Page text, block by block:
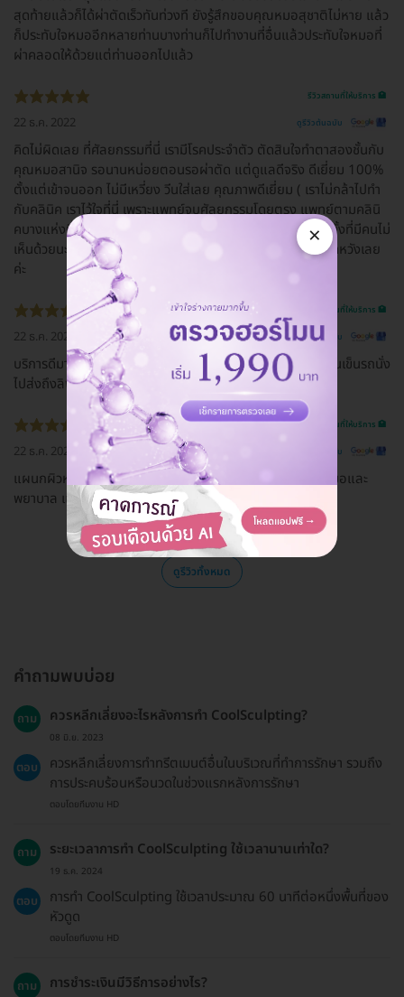
สุดท้ายแล้วก็ได้ผ่าตัดเร็วทันท่วงที ยังรู้สึกขอบคุณหมอสุชาติไม่หาย แล้ว
ก็ประทับใจหมออีกหลายท่านบางท่านก็ไปทำงานที่อื่นแล้วประทับใจหมอที่
ผ่าคลอดให้ด้วยแต่ท่านออกไปแล้ว
รีวิวสถานที่ให้บริการ 🏥
22 ธ.ค. 2022 ดูรีวิวต้นฉบับ
คิดไม่ผิดเลย ที่ศัลยกรรมที่นี่ เรามีโรคประจำตัว ตัดสินใจทำตาสองชั้นกับ
คุณหมอสานิจ รอนานหน่อยตอนรอผ่าตัด แต่ดูแลดีจริง ดีเยี่ยม 100%
ตั้งแต่เข้าจนออก ไม่มีเหวี่ยง วีนใส่เลย คุณภาพดีเยี่ยม ( เราไม่กล้าไปทำ
กับคลินิค เราไว้ใจที่นี่ เพราะแพทย์จบศัลยกรรมโดยตรง แพทย์ตามคลินิ
คบางแห่งที่มีคนแนะนำให้เราทำ จบทั่วไป เราจึงตัดสินใจทำที่นี่ ทั้งที่มีคนไม่
เห็นด้วยนะ แต่เราเชื่อใจยันฮีค่ะ ) ชอบมากๆ คิดไม่ผิด และไม่ผิดหวังเลย
ค่ะ
รีวิวสถานที่ให้บริการ 🏥
22 ธ.ค. 2022 ดูรีวิวต้นฉบับ
บริการดีมาก มีคนเดินพาไปทุกจุด มีที่นั่งรอดี มีที่ชาร์ทแบต มีคนเข็นรถนั่ง
ไปส่งถึงลิฟท์
รีวิวสถานที่ให้บริการ 🏥
22 ธ.ค. 2022 ดูรีวิวต้นฉบับ
แผนกผิวหนัง Skin and laser center บริการดีมากค่ะ คุณหมอและ
พยาบาล แนะนำค่ะ
ดูรีวิวทั้งหมด
คำถามพบบ่อย
ถาม ควรหลีกเลี่ยงอะไรหลังการทำ CoolSculpting?
08 มิ.ย. 2023
ตอบ
ควรหลีกเลี่ยงการทำทรีตเมนต์อื่นในบริเวณที่ทำการรักษา รวมถึง
การประคบร้อนหรือนวดในช่วงแรกหลังการรักษา
ตอบโดยทีมงาน HD
ถาม ระยะเวลาการทำ CoolSculpting ใช้เวลานานเท่าใด?
19 ธ.ค. 2024
ตอบ
การทำ CoolSculpting ใช้เวลาประมาณ 60 นาทีต่อหนึ่งพื้นที่ของ
หัวดูด
ตอบโดยทีมงาน HD
ถาม การชำระเงินมีวิธีการอย่างไร?
×